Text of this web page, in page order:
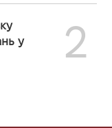
у
2